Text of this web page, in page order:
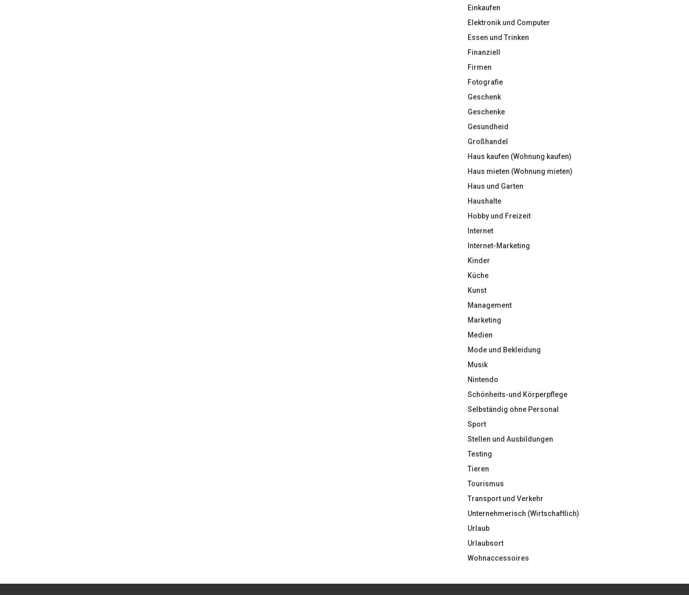
Einkaufen
Elektronik und Computer
Essen und Trinken
Finanziell
Firmen
Fotografie
Geschenk
Geschenke
Gesundheid
Großhandel
Haus kaufen (Wohnung kaufen)
Haus mieten (Wohnung mieten)
Haus und Garten
Haushalte
Hobby und Freizeit
Internet
Internet-Marketing
Kinder
Küche
Kunst
Management
Marketing
Medien
Mode und Bekleidung
Musik
Nintendo
Schönheits-und Körperpflege
Selbständig ohne Personal
Sport
Stellen und Ausbildungen
Testing
Tieren
Tourismus
Transport und Verkehr
Unternehmerisch (Wirtschaftlich)
Urlaub
Urlaubsort
Wohnaccessoires